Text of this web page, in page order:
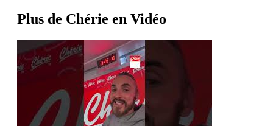
Plus de Chérie en Vidéo